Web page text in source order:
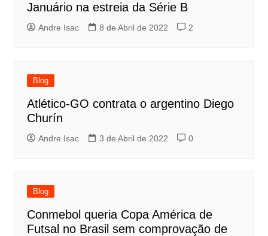
Januário na estreia da Série B
Andre Isac 8 de Abril de 2022 2
Blog
Atlético-GO contrata o argentino Diego
Churín
Andre Isac 3 de Abril de 2022 0
Blog
Conmebol queria Copa América de
Futsal no Brasil sem comprovação de